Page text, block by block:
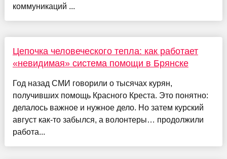
коммуникаций ...
Цепочка человеческого тепла: как работает
«невидимая» система помощи в Брянске
Год назад СМИ говорили о тысячах курян,
получивших помощь Красного Креста. Это понятно:
делалось важное и нужное дело. Но затем курский
август как-то забылся, а волонтеры… продолжили
работа...